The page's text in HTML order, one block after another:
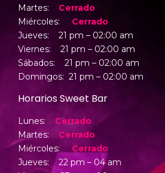
Martes: Cerrado
Miércoles: Cerrado
Jueves: 21 pm – 02:00 am
Viernes: 21 pm – 02:00 am
Sábados: 21 pm – 02:00 am
Domingos: 21 pm – 02:00 am
Horarios Sweet Bar
Lunes: Cerrado
Martes: Cerrado
Miércoles: Cerrado
Jueves: 22 pm – 04 am